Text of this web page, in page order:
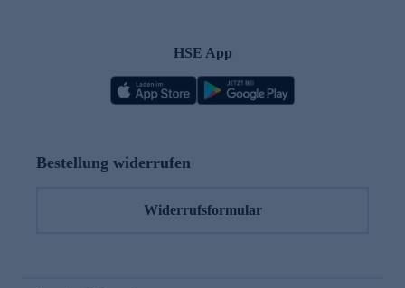
HSE App
Bestellung widerrufen
Widerrufsformular